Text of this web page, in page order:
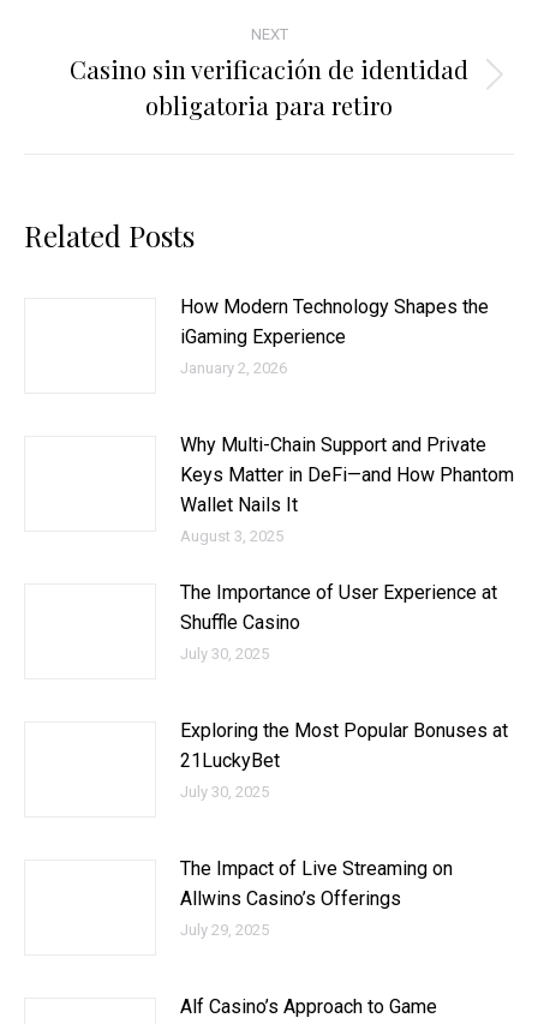
NEXT
Next
post:
Casino sin verificación de identidad
obligatoria para retiro
Related Posts
How Modern Technology Shapes the
iGaming Experience
January 2, 2026
Why Multi-Chain Support and Private
Keys Matter in DeFi—and How Phantom
Wallet Nails It
August 3, 2025
The Importance of User Experience at
Shuffle Casino
July 30, 2025
Exploring the Most Popular Bonuses at
21LuckyBet
July 30, 2025
The Impact of Live Streaming on
Allwins Casino’s Offerings
July 29, 2025
Alf Casino’s Approach to Game